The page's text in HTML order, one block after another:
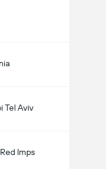
Tel Aviv
Imps